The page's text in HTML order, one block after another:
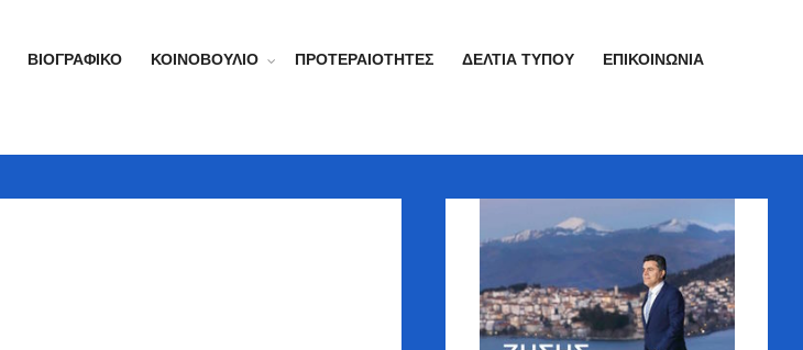
ΒΙΟΓΡΑΦΙΚΌ ΚΟΙΝΟΒΟΎΛΙΟ ΠΡΟΤΕΡΑΙΌΤΗΤΕΣ ΔΕΛΤΊΑ ΤΎΠΟΥ ΕΠΙΚΟΙΝΩΝΊΑ